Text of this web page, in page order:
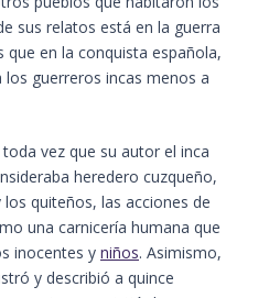
sus relatos está en la guerra
que en la conquista española,
los guerreros incas menos a
vez que su autor el inca
heredero cuzqueño,
quiteños, las acciones de
una carnicería humana que
inocentes y niños. Asimismo,
y describió a quince